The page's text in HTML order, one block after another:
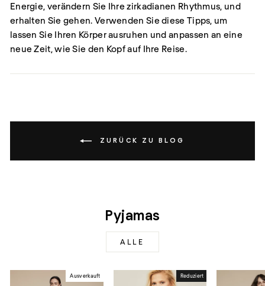
Energie, verändern Sie Ihre zirkadianen Rhythmus, und
erhalten Sie gehen. Verwenden Sie diese Tipps, um
lassen Sie Ihren Körper ausruhen und anpassen an eine
neue Zeit, wie Sie den Kopf auf Ihre Reise.
ZURÜCK ZU BLOG
Pyjamas
ALLE
Ausverkauft Reduziert